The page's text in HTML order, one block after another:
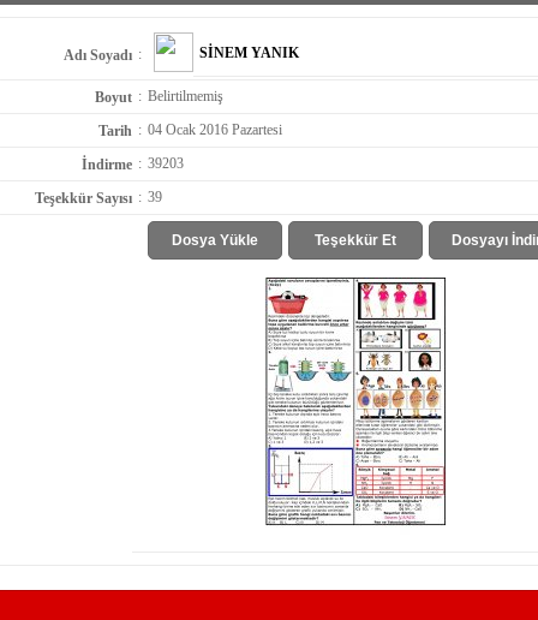
Adı Soyadı : SİNEM YANIK
Boyut : Belirtilmemiş
Tarih : 04 Ocak 2016 Pazartesi
İndirme : 39203
Teşekkür Sayısı : 39
Dosya Yükle Teşekkür Et Dosyayı